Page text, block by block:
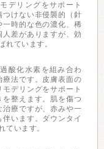
デリングをサポート
けない非侵襲的（針
時的な色の濃化、稀
差がありますが、効
れています。
酸化水素を組み合わ
法です。皮膚表面の
デリングをサポート
整えます。肌を傷つ
療ですが、赤みや一
います。ダウンタイ
ています。